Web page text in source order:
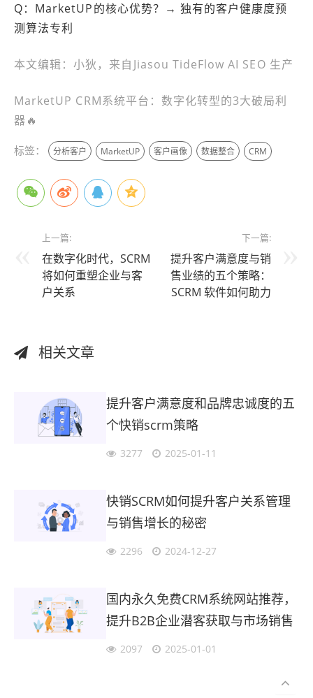
Q：MarketUP的核心优势？→ 独有的客户健康度预
测算法专利
本文编辑：小狄，来自Jiasou TideFlow AI SEO 生产
MarketUP CRM系统平台：数字化转型的3大破局利
器🔥
标签： 分析客户 MarketUP 客户画像 数据整合 CRM
上一篇:
在数字化时代，SCRM
将如何重塑企业与客
户关系
下一篇:
提升客户满意度与销
售业绩的五个策略：
SCRM 软件如何助力
相关文章
提升客户满意度和品牌忠诚度的五
个快销scrm策略
3277 2025-01-11
快销SCRM如何提升客户关系管理
与销售增长的秘密
2296 2024-12-27
国内永久免费CRM系统网站推荐，
提升B2B企业潜客获取与市场销售
协同的有效策略
2097 2025-01-01